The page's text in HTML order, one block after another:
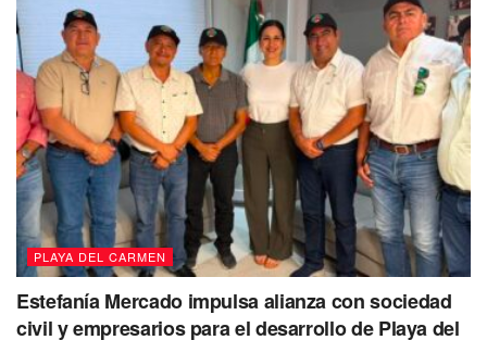
PLAYA DEL CARMEN
Estefanía Mercado impulsa alianza con sociedad
civil y empresarios para el desarrollo de Playa del